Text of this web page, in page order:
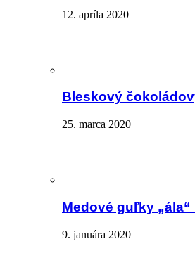
12. apríla 2020
Bleskový
25. marca 2020
Medové guľky „ála“
9. januára 2020